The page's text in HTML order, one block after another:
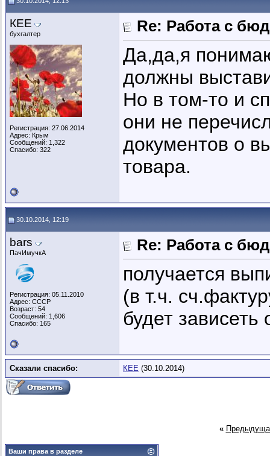
КЕЕ
бухгалтер
Регистрация: 27.06.2014
Адрес: Крым
Сообщений: 1,322
Спасибо: 322
Re: Работа с
Да,да,я
должны
Но в том-то и
они не
документов о
товара.
30.10.2014, 12:19
bars
ПачИмучкА
Регистрация: 05.11.2010
Адрес: СССР
Возраст: 54
Сообщений: 1,606
Спасибо: 165
Re: Работа с
получается
(в т.ч.
будет
Сказали спасибо: КЕЕ (30.10.2014)
«
Ваши права в разделе